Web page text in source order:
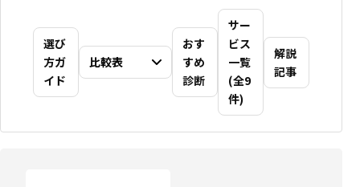
選び
方ガ
イド
比較表
おす
すめ
診断
サー
ビス
一覧
(全9
件)
解説
記事